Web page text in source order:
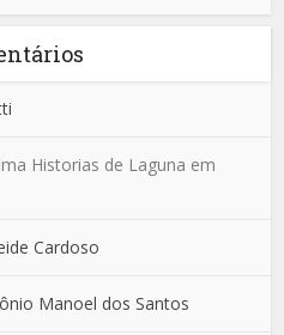
Historias de Laguna em
Cardoso
Manoel dos Santos